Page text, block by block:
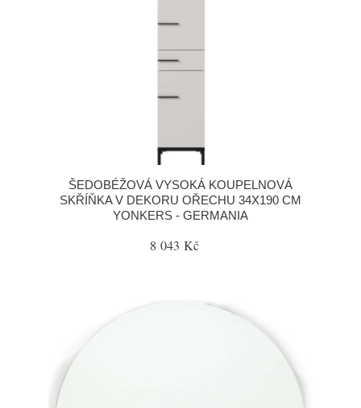
ŠEDOBÉŽOVÁ VYSOKÁ KOUPELNOVÁ
SKŘÍŇKA V DEKORU OŘECHU 34X190 CM
YONKERS - GERMANIA
8 043 Kč